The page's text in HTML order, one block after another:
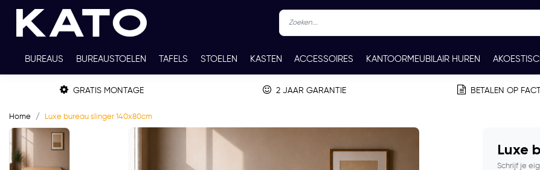
BUREAUS BUREAUSTOELEN TAFELS STOELEN KASTEN ACCESSOIRES KANTOORMEUBILAIR HUREN
TWEEDEHANDS THUISWERKPLEKKEN WERKBLADKLEUREN CONTACT
GRATIS MONTAGE 2 JAAR GARANTIE BETALEN OP
Home Luxe bureau slinger 140x80cm
Luxe
Schrijf je